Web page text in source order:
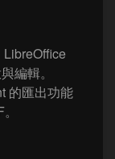
編輯。
的匯出功能